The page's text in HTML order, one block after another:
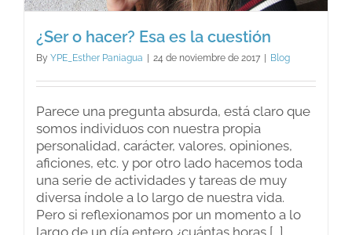
¿Ser o hacer? Esa es la cuestión
By YPE_Esther Paniagua | 24 de noviembre de 2017 | Blog
Parece una pregunta absurda, está claro que
somos individuos con nuestra propia
personalidad, carácter, valores, opiniones,
aficiones, etc. y por otro lado hacemos toda
una serie de actividades y tareas de muy
diversa índole a lo largo de nuestra vida.
Pero si reflexionamos por un momento a lo
largo de un día entero ¿cuántas horas [...]